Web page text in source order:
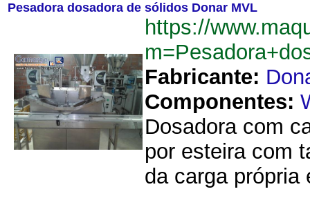
Pesadora dosadora de sólidos Donar MVL
https://
Fabricante:
Componentes:
Dosadora com
por esteira com
da carga própria